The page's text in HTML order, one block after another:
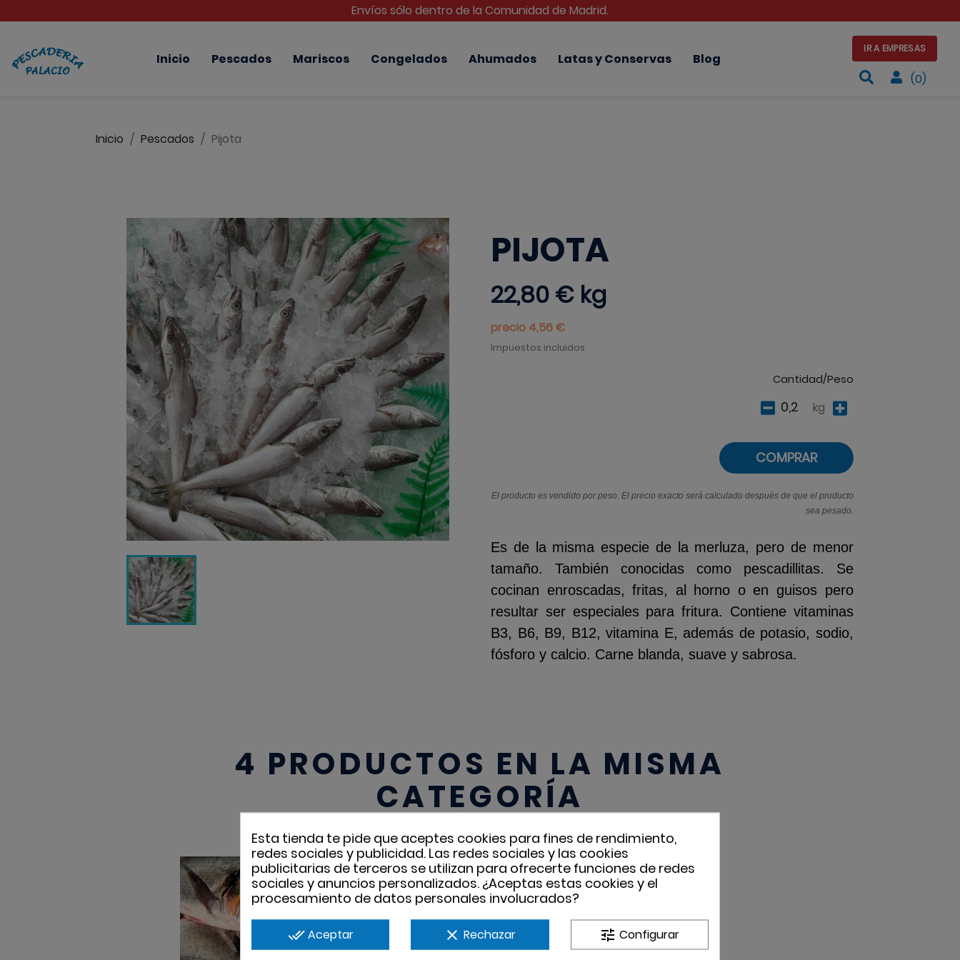
Envíos sólo dentro de la Comunidad de Madrid.
Inicio Pescados Mariscos Congelados Ahumados Latas y Conservas Blog
IR A EMPRESAS
(0)
Inicio Pescados Pijota
PIJOTA
22,80 € kg
precio 4,56 €
Impuestos incluidos
Cantidad/Peso
kg
COMPRAR
El producto es vendido por peso. El precio exacto será calculado después de que el producto
sea pesado.
Es de la misma especie de la merluza, pero de menor
tamaño. También conocidas como pescadillitas. Se
cocinan enroscadas, fritas, al horno o en guisos pero
resultar ser especiales para fritura. Contiene vitaminas
B3, B6, B9, B12, vitamina E, además de potasio, sodio,
fósforo y calcio. Carne blanda, suave y sabrosa.
4 PRODUCTOS EN LA MISMA
CATEGORÍA
Esta tienda te pide que aceptes cookies para fines de rendimiento,
redes sociales y publicidad. Las redes sociales y las cookies
publicitarias de terceros se utilizan para ofrecerte funciones de redes
sociales y anuncios personalizados. ¿Aceptas estas cookies y el
procesamiento de datos personales involucrados?
done_allAceptar clear Rechazar tune Configurar